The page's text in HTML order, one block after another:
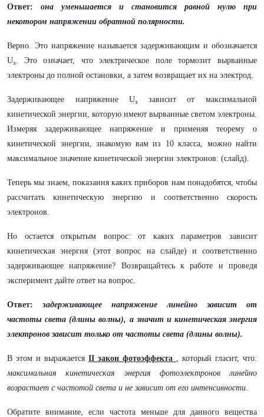
Ответ: она уменьшается и становится равной нулю при
некотором напряжении обратной полярности.
Верно. Это напряжение называется задерживающим и обозначается
Uз. Это означает, что электрическое поле тормозит вырванные
электроны до полной остановки, а затем возвращает их на электрод.
Задерживающее напряжение Uз
зависит от максимальной
кинетической энергии, которую имеют вырванные светом электроны.
Измеряя задерживающее напряжение и применяя теорему о
кинетической энергии, знакомую вам из 10 класса, можно найти
максимальное значение кинетической энергии электронов: (слайд).
Теперь мы знаем, показания каких приборов нам понадобятся, чтобы
рассчитать кинетическую энергию и соответственно скорость
электронов.
Но остается открытым вопрос: от каких параметров зависит
кинетическая энергия (этот вопрос на слайде) и соответственно
задерживающее напряжение? Возвращайтесь к работе и проведя
эксперимент дайте ответ на вопрос.
Ответ: задерживающее напряжение линейно зависит от
частоты света (длины волны), а значит и кинетическая энергия
электронов зависит только от частоты света (длины волны).
В этом и выражается II закон фотоэффекта , который гласит, что:
максимальная кинетическая энергия фотоэлектронов линейно
возрастает с частотой света и не зависит от его интенсивности.
Обратите внимание, если частота меньше для данного вещества